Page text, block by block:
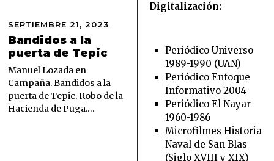
SEPTIEMBRE 21, 2023
E
M
B
Bandidos a la
puerta de Tepic
Manuel Lozada en
Campaña. Bandidos a la
puerta de Tepic. Robo de la
Hacienda de Puga.…
Digitalización:
Periódico Universo
1989-1990 (UAN)
Periódico Enfoque
Informativo 2004
Periódico El Nayar
1960-1986
Microfilmes Historia
Naval de San Blas
(Siglo XVIII y XIX)